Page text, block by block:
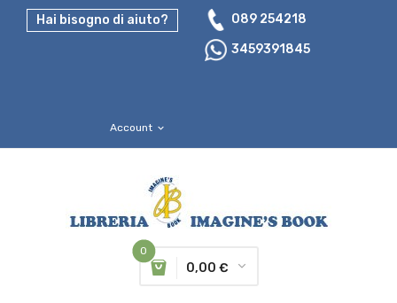
Hai bisogno di aiuto?
089 254218
3459391845
Account expand_more
0
0,00 €